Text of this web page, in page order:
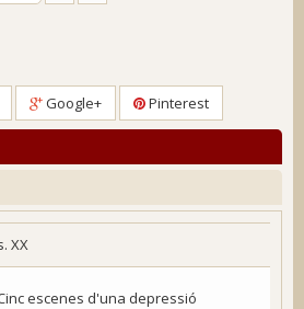
Google+ Pinterest
XX
escenes d'una depressió